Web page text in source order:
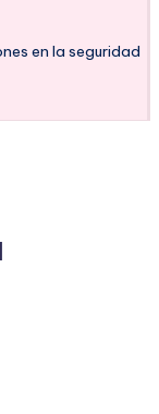
en la seguridad